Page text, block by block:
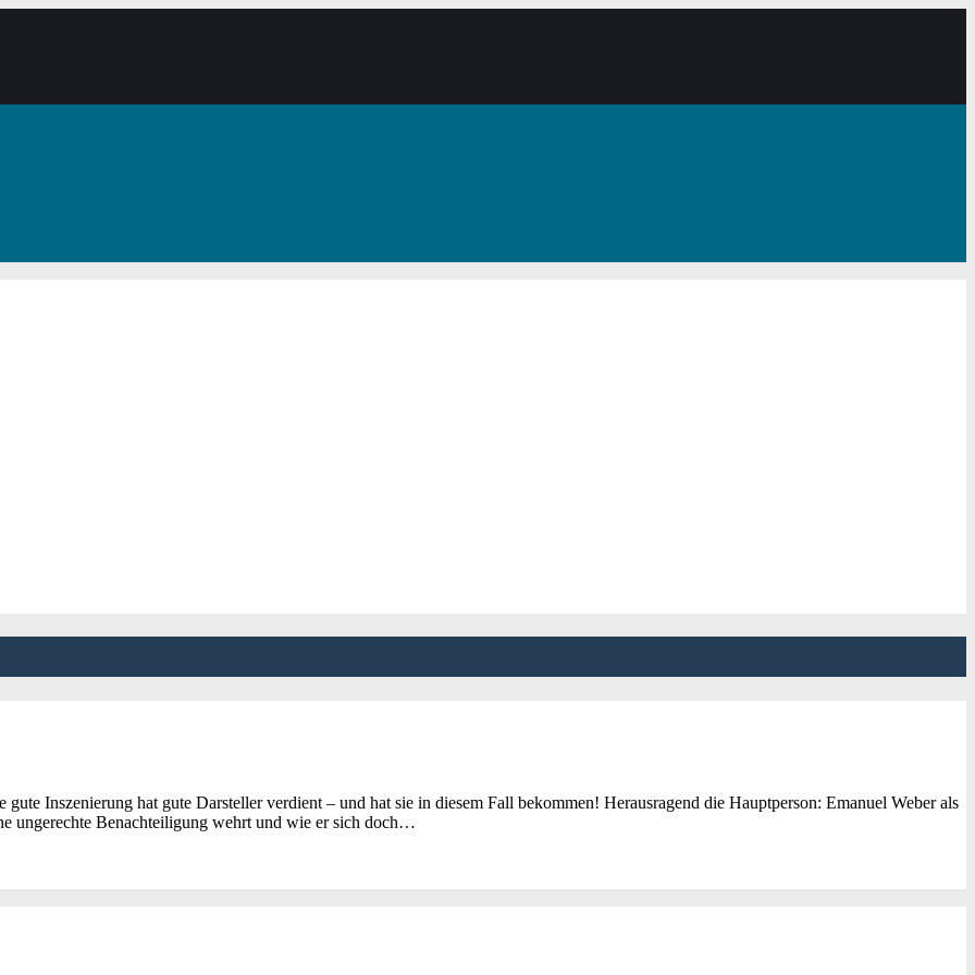
Inszenierung hat gute Darsteller verdient – und hat sie in diesem Fall bekommen! Herausragend die Hauptperson: Emanuel Weber als
ungerechte Benachteiligung wehrt und wie er sich doch…